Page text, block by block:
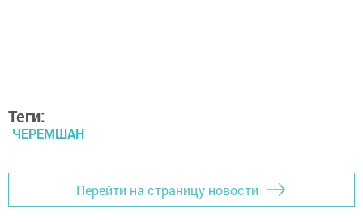
Теги:
ЧЕРЕМШАН
Перейти на страницу новости